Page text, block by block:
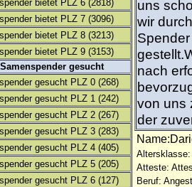
bietet PLZ 6 (2818)
bietet PLZ 7 (3096)
bietet PLZ 8 (3213)
bietet PLZ 9 (3153)
gesucht
gesucht PLZ 0 (268)
gesucht PLZ 1 (242)
gesucht PLZ 2 (267)
gesucht PLZ 3 (283)
gesucht PLZ 4 (405)
gesucht PLZ 5 (205)
gesucht PLZ 6 (127)
uns
wir
nach
von uns
der
Altersklasse:
Atteste:
Beruf: